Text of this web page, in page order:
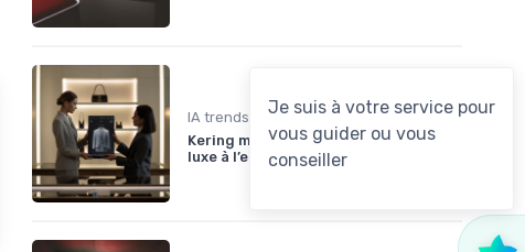
IA trends
11/07/2025
Kering mise sur l’IA pour réinventer le
luxe à l’européenne